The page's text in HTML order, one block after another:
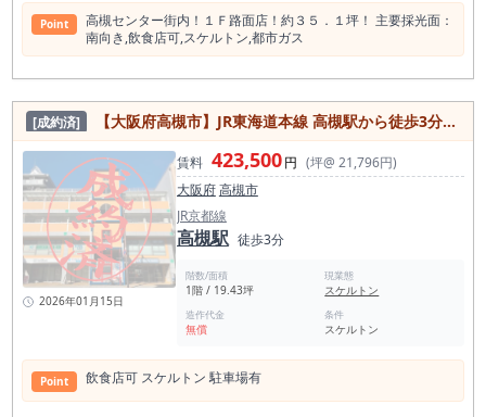
造作を活用することで、スケルトンから内装を作り込む場合と
比較して、初期投資や開業準備期間を抑えやすい可能性があり
ます。 特に、テイクアウト窓口やカウンターを活かせる業態で
あれば、出店計画を組みやすい店舗です。 高槻市駅周辺は、阪
急高槻市駅とJR高槻駅の2駅利用が見込める高槻市内でも飲食
需要の厚いエリアです。 駅周辺には飲食店が集積しており、通
勤・通学客、買い物客、近隣住民、夜の飲食利用客など、幅広
い人流があります。 大型店舗で大きく勝負するよりも、駅前の
小型店舗で商品力を打ち出し、日常利用や衝動買いを狙う業態
に適した立地です。 本物件で特に相性が良いのは、商品単価と
回転率を意識した小型業態です。 たとえば、おにぎり・弁当・
惣菜・唐揚げ・たこ焼き・クレープ・スイーツ・ベーカリー・
コーヒースタンドなどのテイクアウト業態、または小型バー、
立ち飲み、角打ち風業態、夜だけ営業の軽飲食店舗なども検討
しやすいです。狭さを弱点と見るのではなく、固定費を抑え、
商品を絞り込み、駅前で高回転を狙う店舗として考えるべき物
件です。 また、1階路面店舗であることも大きな強みです。視
認性を活かした看板・ファサードづくりができれば、駅利用者
や周辺通行人に対して認知を取りやすくなります。 駅近の小型
店舗では、内装の豪華さよりも「何の店か一瞬で分かること」
「買いやすいこと」「入りやすいこと」が重要です。 本物件
は、そのような小型業態の出店戦略と相性の良い店舗です。 高
Point
⾼槻センター街内！１Ｆ路⾯店！約３５．１坪！ 主要採光⾯：
南向き,飲⾷店可,スケルトン,都市ガス
[成約済] 【大阪府高槻市】JR東海道本線 高槻駅から徒歩3分／飲食店可／スケルトン／駐車場あり／約19.43坪
2026年01月15日
賃料 423,500円 (坪@ 21,796円)
大阪府高槻市
JR京都線
高槻駅 徒歩3分
階数/面積
1階 / 19.43坪
現業態
スケルトン
造作代金
無償
条件
スケルトン
Point 飲⾷店可 スケルトン 駐車場有